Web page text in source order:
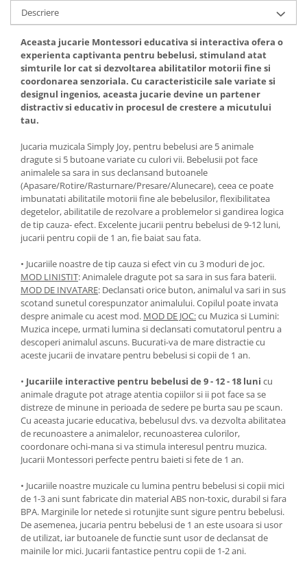
Descriere
Aceasta jucarie Montessori educativa si interactiva ofera o
experienta captivanta pentru bebelusi, stimuland atat
simturile lor cat si dezvoltarea abilitatilor motorii fine si
coordonarea senzoriala. Cu caracteristicile sale variate si
designul ingenios, aceasta jucarie devine un partener
distractiv si educativ in procesul de crestere a micutului
tau.
Jucaria muzicala Simply Joy, pentru bebelusi are 5 animale
dragute si 5 butoane variate cu culori vii. Bebelusii pot face
animalele sa sara in sus declansand butoanele
(Apasare/Rotire/Rasturnare/Presare/Alunecare), ceea ce poate
imbunatati abilitatile motorii fine ale bebelusilor, flexibilitatea
degetelor, abilitatile de rezolvare a problemelor si gandirea logica
de tip cauza- efect. Excelente jucarii pentru bebelusi de 9-12 luni,
jucarii pentru copii de 1 an, fie baiat sau fata.
• ​​Jucariile noastre de tip cauza si efect vin cu 3 moduri de joc.
MOD LINISTIT: Animalele dragute pot sa sara in sus fara baterii.
MOD DE INVATARE: Declansati orice buton, animalul va sari in sus
scotand sunetul corespunzator animalului. Copilul poate invata
despre animale cu acest mod. MOD DE JOC:cu Muzica si Lumini:
Muzica incepe, urmati lumina si declansati comutatorul pentru a
descoperi animalul ascuns. Bucurati-va de mare distractie cu
aceste jucarii de invatare pentru bebelusi si copii de 1 an.
• ​​ Jucariile interactive pentru bebelusi de 9 - 12 - 18 luni cu
animale dragute pot atrage atentia copiilor si ii pot face sa se
distreze de minune in perioada de sedere pe burta sau pe scaun.
Cu aceasta jucarie educativa, bebelusul dvs. va dezvolta abilitatea
de recunoastere a animalelor, recunoasterea culorilor,
coordonare ochi-mana si va stimula interesul pentru muzica.
Jucarii Montessori perfecte pentru baieti si fete de 1 an.
• ​​Jucariile noastre muzicale cu lumina pentru bebelusi si copii mici
de 1-3 ani sunt fabricate din material ABS non-toxic, durabil si fara
BPA. Marginile lor netede si rotunjite sunt sigure pentru bebelusi.
De asemenea, jucaria pentru bebelusi de 1 an este usoara si usor
de utilizat, iar butoanele de functie sunt usor de declansat de
mainile lor mici. Jucarii fantastice pentru copii de 1-2 ani.